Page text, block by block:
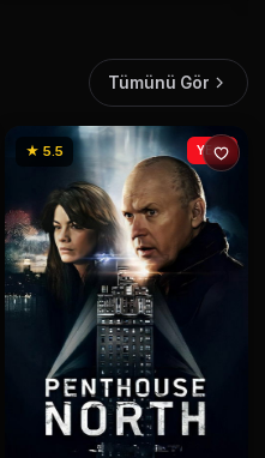
Tümünü Gör
★ 5.5 YENİ